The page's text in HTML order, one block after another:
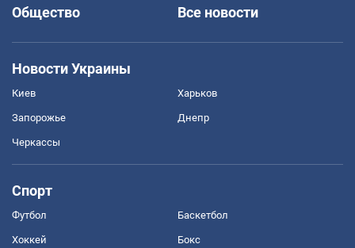
Общество
Все новости
Новости Украины
Киев Харьков
Запорожье Днепр
Черкассы
Спорт
Футбол Баскетбол
Хоккей Бокс